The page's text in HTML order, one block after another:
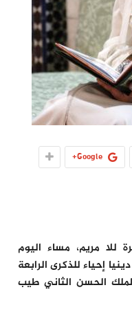
Google+
للا مريم، مساء اليوم
إحياء للذكرى الرابعة
الحسن الثاني طيب